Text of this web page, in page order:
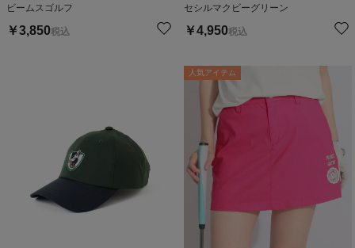
ビームスゴルフ
￥3,850税込
セシルマクビーグリーン
￥4,950税込
人気アイテム